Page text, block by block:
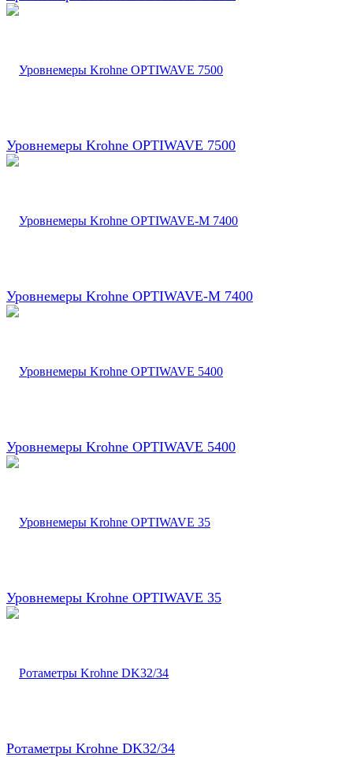
Уровнемеры Krohne OPTIWAVE 7500
Уровнемеры Krohne OPTIWAVE-M 7400
Уровнемеры Krohne OPTIWAVE 5400
Уровнемеры Krohne OPTIWAVE 35
Ротаметры Krohne DK32/34